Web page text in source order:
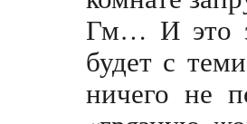
Гм… И это
будет с
ничего не